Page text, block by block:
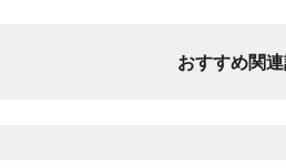
おすすめ関